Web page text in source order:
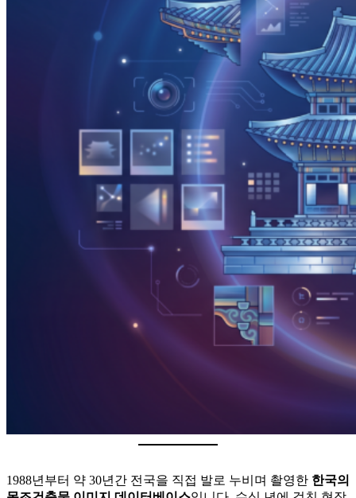
1988년부터 약 30년간 전국을 직접 발로 누비며 촬영한 한국의